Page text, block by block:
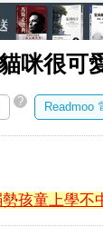
咪很可
? Readmoo
孩童上學不